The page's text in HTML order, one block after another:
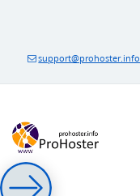
support@prohoster.info